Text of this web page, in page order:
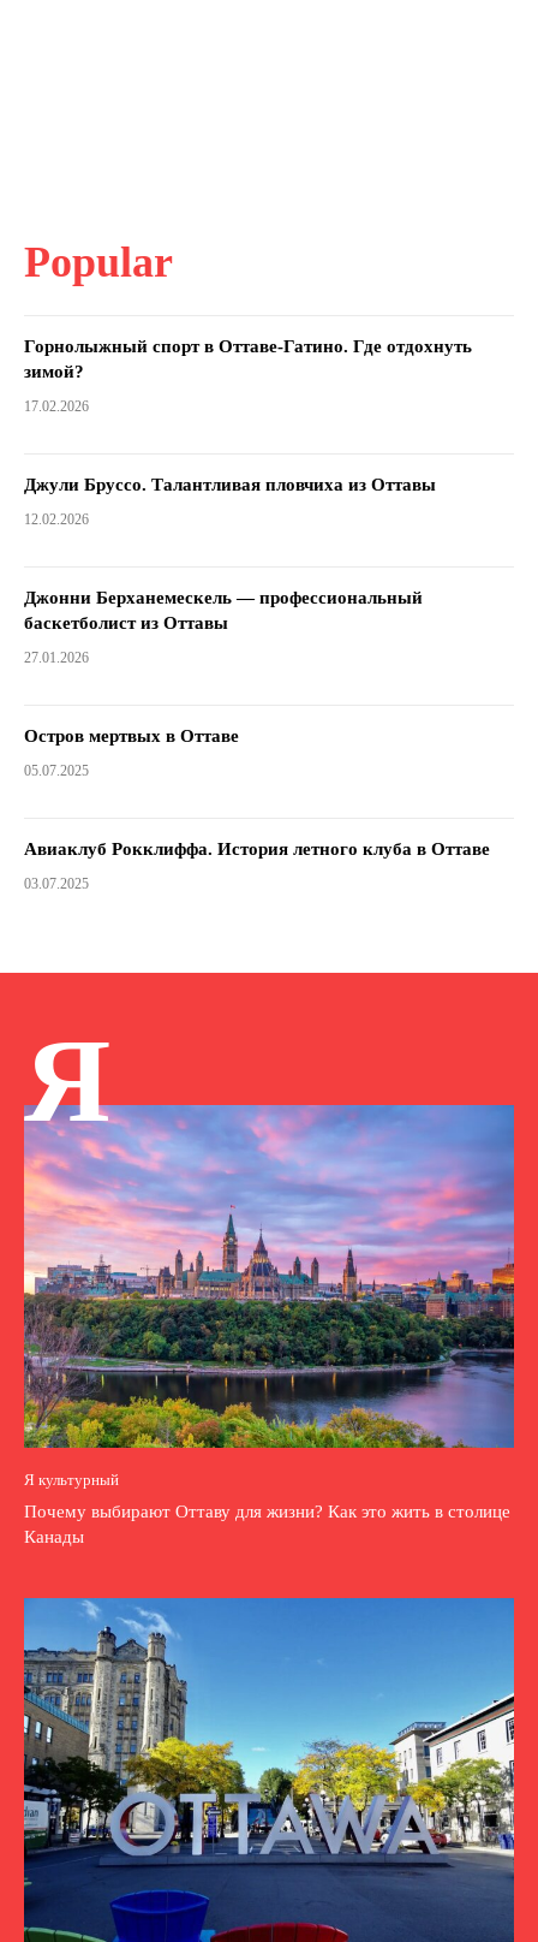
Popular
Горнолыжный спорт в Оттаве-Гатино. Где отдохнуть
зимой?
17.02.2026
Джули Бруссо. Талантливая пловчиха из Оттавы
12.02.2026
Джонни Берханемескель — профессиональный
баскетболист из Оттавы
27.01.2026
Остров мертвых в Оттаве
05.07.2025
Авиаклуб Рокклиффа. История летного клуба в Оттаве
03.07.2025
Я
Я культурный
Почему выбирают Оттаву для жизни? Как это жить в столице
Канады